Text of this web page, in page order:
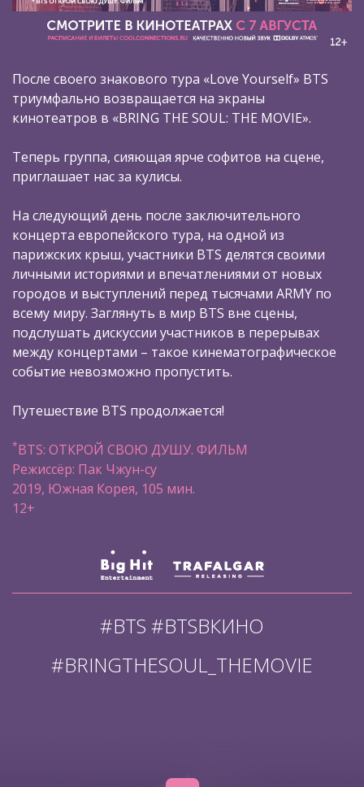
После своего знакового тура «Love Yourself» BTS
триумфально возвращается на экраны
кинотеатров в «BRING THE SOUL: THE MOVIE».
Теперь группа, сияющая ярче софитов на сцене,
приглашает нас за кулисы.
На следующий день после заключительного
концерта европейского тура, на одной из
парижских крыш, участники BTS делятся своими
личными историями и впечатлениями от новых
городов и выступлений перед тысячами ARMY по
всему миру. Заглянуть в мир BTS вне сцены,
подслушать дискуссии участников в перерывах
между концертами – такое кинематографическое
событие невозможно пропустить.
Путешествие BTS продолжается!
*BTS: ОТКРОЙ СВОЮ ДУШУ. ФИЛЬМ
Режиссёр: Пак Чжун-су
2019, Южная Корея, 105 мин.
12+
#BTS #BTSВКИНО
#BRINGTHESOUL_THEMOVIE